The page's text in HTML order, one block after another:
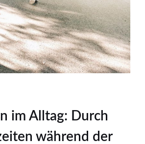
im Alltag: Durch
während der